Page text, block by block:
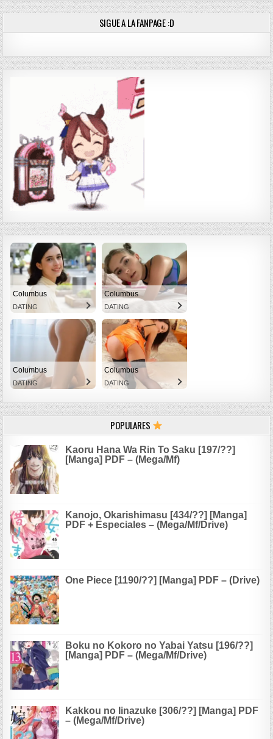
SIGUE A LA FANPAGE :D
Columbus
DATING
Columbus
DATING
Columbus
DATING
Columbus
DATING
POPULARES
Kaoru Hana Wa Rin To Saku [197/??]
[Manga] PDF – (Mega/Mf)
Kanojo, Okarishimasu [434/??] [Manga]
PDF + Especiales – (Mega/Mf/Drive)
One Piece [1190/??] [Manga] PDF – (Drive)
Boku no Kokoro no Yabai Yatsu [196/??]
[Manga] PDF – (Mega/Mf/Drive)
Kakkou no Iinazuke [306/??] [Manga] PDF
– (Mega/Mf/Drive)